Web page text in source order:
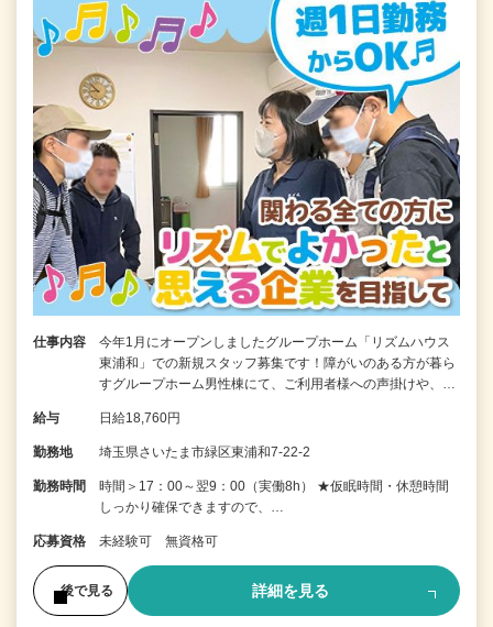
仕事内容
今年1月にオープンしましたグループホーム「リズムハウス
東浦和」での新規スタッフ募集です！障がいのある方が暮ら
すグループホーム男性棟にて、ご利用者様への声掛けや、…
給与 日給18,760円
勤務地 埼玉県さいたま市緑区東浦和7-22-2
勤務時間
時間＞17：00～翌9：00（実働8h） ★仮眠時間・休憩時間
しっかり確保できますので、…
応募資格 未経験可 無資格可
後で見る 詳細を見る